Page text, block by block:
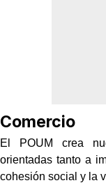
Comercio
El POUM crea
orientadas tanto a
cohesión social y la